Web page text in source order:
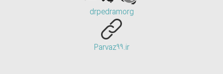
drpedramorg
Parvaz99.ir